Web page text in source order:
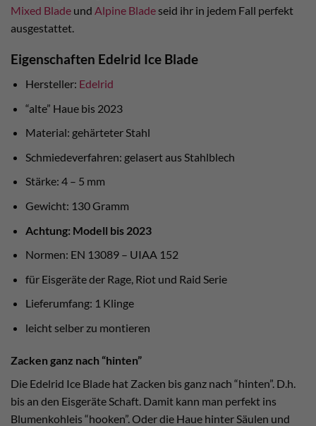
Mixed Blade und Alpine Blade seid ihr in jedem Fall perfekt
ausgestattet.
Eigenschaften Edelrid Ice Blade
Hersteller: Edelrid
“alte” Haue bis 2023
Material: gehärteter Stahl
Schmiedeverfahren: gelasert aus Stahlblech
Stärke: 4 – 5 mm
Gewicht: 130 Gramm
Achtung: Modell bis 2023
Normen: EN 13089 – UIAA 152
für Eisgeräte der Rage, Riot und Raid Serie
Lieferumfang: 1 Klinge
leicht selber zu montieren
Zacken ganz nach “hinten”
Die Edelrid Ice Blade hat Zacken bis ganz nach “hinten”. D.h.
bis an den Eisgeräte Schaft. Damit kann man perfekt ins
Blumenkohleis “hooken”. Oder die Haue hinter Säulen und